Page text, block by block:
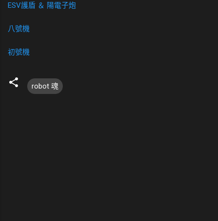
ESV護盾 ＆ 陽電子炮
八號機
初號機
robot 魂